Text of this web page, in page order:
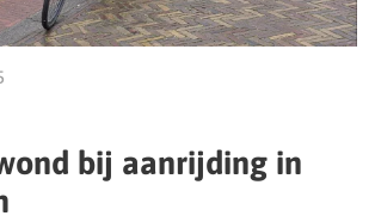
bij aanrijding in